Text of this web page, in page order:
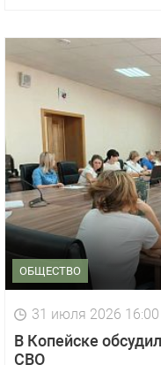
ОБЩЕСТВО
31 июля 2026 16:00
В Копейске
СВО